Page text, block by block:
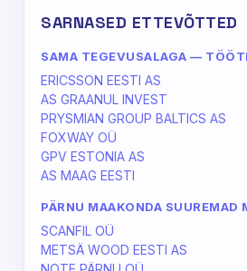
SARNASED ETTEVÕTTED
SAMA TEGEVUSALAGA —
ERICSSON EESTI AS
AS GRAANUL INVEST
PRYSMIAN GROUP BALTICS AS
FOXWAY OÜ
GPV ESTONIA AS
AS MAAG EESTI
PÄRNU MAAKONDA SUUREMAD
SCANFIL OÜ
METSÄ WOOD EESTI AS